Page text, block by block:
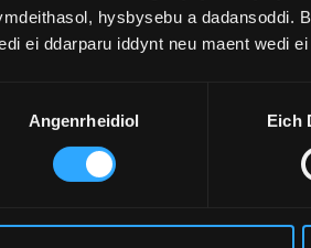
hysbysebu a dadansoddi.
ei ddarparu iddynt neu maent wedi
Angenrheidiol Eich
am
cyrsiau
Dewch i wybod
ffioedd dysgu a
mwyn i chi allu